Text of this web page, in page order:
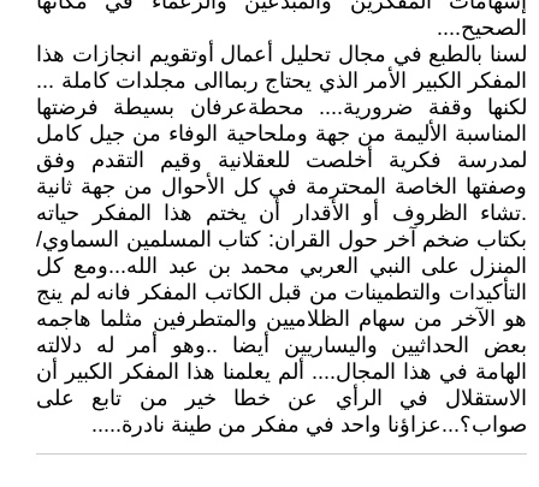
الصحيح....
لسنا بالطبع في مجال تحليل أعمال أوتقويم انجازات هذا
المفكر الكبير الأمر الذي يحتاج ربماالى مجلدات كاملة ...
لكنها وقفة ضرورية.... محطةعرفان بسيطة فرضتها
المناسبة الأليمة من جهة وملحاحية الوفاء من جيل كامل
لمدرسة فكرية أخلصت للعقلانية وقيم التقدم وفق
وصفتها الخاصة المحترمة في كل الأحوال من جهة ثانية
.تشاء الظروف أو الأقدار أن يختم هذا المفكر حياته
بكتاب ضخم آخر حول القران: كتاب المسلمين السماوي/
المنزل على النبي العربي محمد بن عبد الله...ومع كل
التأكيدات والتطمينات من قبل الكاتب المفكر فانه لم ينج
هو الآخر من سهام الظلاميين والمتطرفين مثلما هاجمه
بعض الحداثيين واليساريين أيضا ..وهو أمر له دلالته
الهامة في هذا المجال.... ألم يعلمنا هذا المفكر الكبير أن
الاستقلال في الرأي عن خطا خير من تابع على
صواب؟...عزاؤنا واحد في مفكر من طينة نادرة.....